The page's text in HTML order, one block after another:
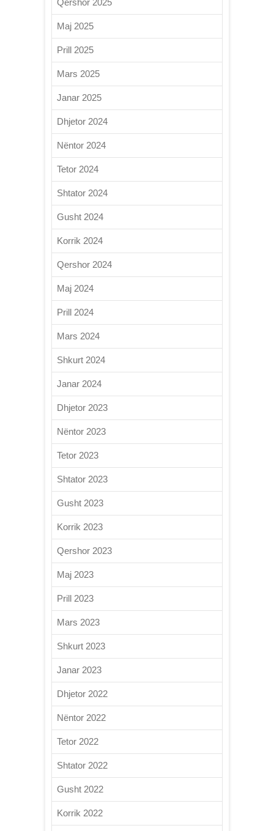
Qershor 2025
Maj 2025
Prill 2025
Mars 2025
Janar 2025
Dhjetor 2024
Nëntor 2024
Tetor 2024
Shtator 2024
Gusht 2024
Korrik 2024
Qershor 2024
Maj 2024
Prill 2024
Mars 2024
Shkurt 2024
Janar 2024
Dhjetor 2023
Nëntor 2023
Tetor 2023
Shtator 2023
Gusht 2023
Korrik 2023
Qershor 2023
Maj 2023
Prill 2023
Mars 2023
Shkurt 2023
Janar 2023
Dhjetor 2022
Nëntor 2022
Tetor 2022
Shtator 2022
Gusht 2022
Korrik 2022